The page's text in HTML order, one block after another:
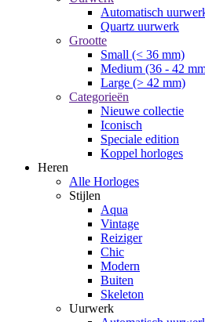
Automatisch
Quartz uurwerk
Grootte
Small (< 36 mm)
Medium (36 - 42
Large (> 42 mm)
Categorieën
Nieuwe collectie
Iconisch
Speciale edition
Koppel horloges
Heren
Alle Horloges
Stijlen
Aqua
Vintage
Reiziger
Chic
Modern
Buiten
Skeleton
Uurwerk